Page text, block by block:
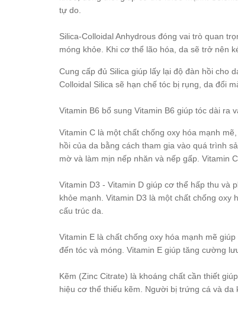
tự do.
Silica-Colloidal Anhydrous đóng vai trò quan
móng khỏe. Khi cơ thể lão hóa, da sẽ trở nên
Cung cấp đủ Silica giúp lấy lại độ đàn hồi cho
Colloidal Silica sẽ hạn chế tóc bị rụng, da đổi
Vitamin B6 bổ sung Vitamin B6 giúp tóc dài ra
Vitamin C là một chất chống oxy hóa mạnh
hồi của da bằng cách tham gia vào quá trình
mờ và làm mịn nếp nhăn và nếp gấp. Vitamin
Vitamin D3 - Vitamin D giúp cơ thể hấp thu và
khỏe mạnh. Vitamin D3 là một chất chống
cấu trúc da.
Vitamin E là chất chống oxy hóa mạnh mẽ
đến tóc và móng. Vitamin E giúp tăng cường
Kẽm (Zinc Citrate) là khoáng chất cần thiết
hiệu cơ thể thiếu kẽm. Người bị trứng cá và da